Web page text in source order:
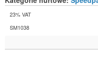
23% VAT
SM1038